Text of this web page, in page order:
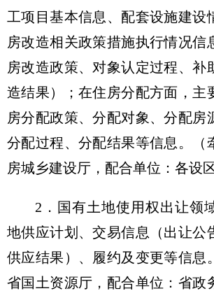
工项目基本信息、配套设施建设
房改造相关政策措施执行情况信
房改造政策、对象认定过程、补
造结果）；在住房分配方面，主
房分配政策、分配对象、分配房
分配过程、分配结果等信息。（
房城乡建设厅，配合单位：各设
2．国有土地使用权出让领
地供应计划、交易信息（出让公
供应结果）、履约及变更等信息
省国土资源厅，配合单位：省政